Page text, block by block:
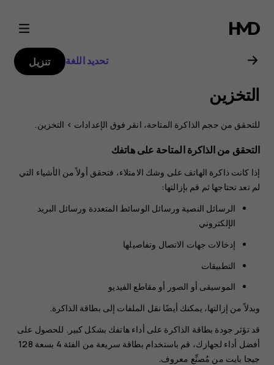
Nokia
7
Plus
user
guide
تحديد اللغة تنزيل
التخزين
للتحقق من حجم الذاكرة المتاحة، انقر فوق الإعدادات > التخزين.
التحقق من الذاكرة المتاحة على هاتفك
إذا كانت ذاكرة الهاتف على وشك الامتلاء، فتحقق أولاً من الأشياء التي
لم تعد تحتاجها ثم قم بإزالتها:
الرسائل النصية ورسائل الوسائط المتعددة ورسائل البريد
الإلكتروني
إدخالات جهات الاتصال وتفاصيلها
التطبيقات
الموسيقى أو الصور أو مقاطع الفيديو
وبدلاً من إزالتها، يمكنك أيضًا نقل الملفات إلى بطاقة الذاكرة.
قد تؤثر جودة بطاقة الذاكرة على أداء هاتفك بشكل كبير. للحصول على
أفضل أداء لجهازك، قم باستخدام بطاقة سريعة من الفئة 4 بسعة 128
جيجا بايت من مُصنِّع معروف.